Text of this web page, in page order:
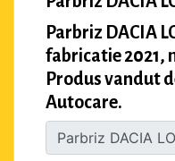
Parbriz DACIA
fabricatie 2021,
Produs vandut
Autocare.